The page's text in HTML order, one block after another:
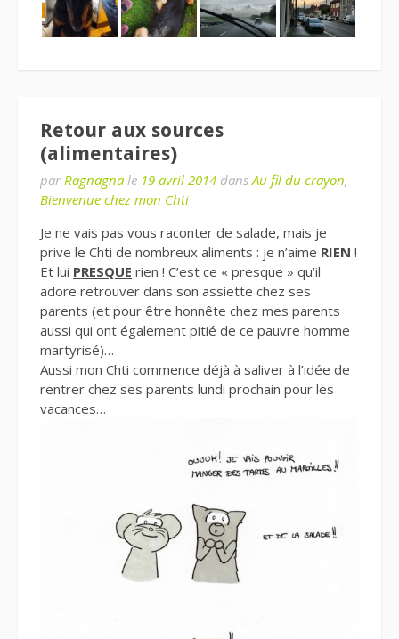
Retour aux sources
(alimentaires)
par Ragnagna le 19 avril 2014 dansAu fil du crayon,
Bienvenue chez mon Chti
Je ne vais pas vous raconter de salade, mais je
prive le Chti de nombreux aliments : je n’aime RIEN !
Et lui PRESQUE rien ! C’est ce « presque » qu’il
adore retrouver dans son assiette chez ses
parents (et pour être honnête chez mes parents
aussi qui ont également pitié de ce pauvre homme
martyrisé)…
Aussi mon Chti commence déjà à saliver à l’idée de
rentrer chez ses parents lundi prochain pour les
vacances…